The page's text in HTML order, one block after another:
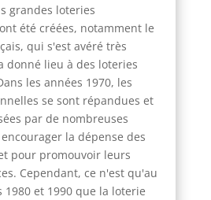
grandes loteries
été créées, notamment le
qui s'est avéré très
donné lieu à des loteries
les années 1970, les
se sont répandues et
par de nombreuses
la dépense des
pour promouvoir leurs
Cependant, ce n'est qu'au
1980 et 1990 que la loterie